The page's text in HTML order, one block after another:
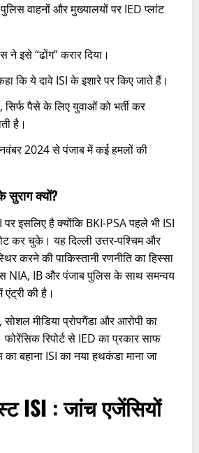
वाहनों और मुख्यालयों पर IED प्लांट
ने इसे “ढोंग” करार दिया।
कि ये दावे ISI के इशारे पर किए जाते हैं।
सिर्फ पैसे के लिए युवाओं को भर्ती कर
है।
नवंबर 2024 से पंजाब में कई हमलों की
सुराग क्यों?
इसलिए है क्योंकि BKI-PSA पहले भी ISI
कर चुके। यह दिल्ली उत्तर-पश्चिम और
करने की पाकिस्तानी रणनीति का हिस्सा
NIA, IB और पंजाब पुलिस के साथ समन्वय
की है।​
मीडिया प्रोपगैंडा और आरोपी का
फोरेंसिक रिपोर्ट से IED का प्रकार साफ
का बहाना ISI का नया हथकंडा माना जा
ISI : जांच एजेंसियों